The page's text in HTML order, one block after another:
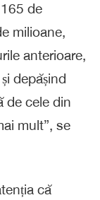
de
milioane,
anterioare,
depășind
de cele din
mult”, se
că